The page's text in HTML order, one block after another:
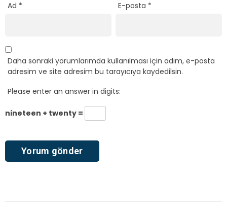
Ad * E-posta *
Daha sonraki yorumlarımda kullanılması için adım, e-posta
adresim ve site adresim bu tarayıcıya kaydedilsin.
Please enter an answer in digits:
nineteen + twenty =